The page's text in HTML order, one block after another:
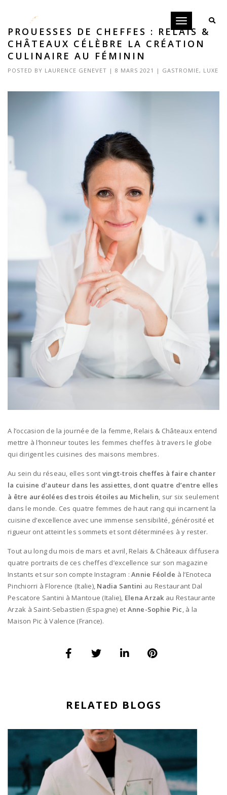
Toggle
navigation
PROUESSES DE CHEFFES : RELAIS &
CHÂTEAUX CÉLÈBRE LA CRÉATION
CULINAIRE AU FÉMININ
POSTED BY LAURENCE GENEVET | 8 MARS 2021 | GASTROMIE, LUXE
A l’occasion de la journée de la femme, Relais & Châteaux entend
mettre à l’honneur toutes les femmes cheffes à travers le globe
qui dirigent les cuisines des maisons membres.
Au sein du réseau, elles sont vingt-trois cheffes à faire chanter
la cuisine d’auteur dans les assiettes, dont quatre d’entre elles
à être auréolées des trois étoiles au Michelin, sur six seulement
dans le monde. Ces quatre femmes de haut rang qui incarnent la
cuisine d’excellence avec une immense sensibilité, générosité et
rigueur ont atteint les sommets et sont déterminées à y rester.
Tout au long du mois de mars et avril, Relais & Châteaux diffusera
quatre portraits de ces cheffes d’excellence sur son magazine
Instants et sur son compte Instagram :Annie Féolde à l’Enoteca
Pinchiorri à Florence (Italie), Nadia Santini au Restaurant Dal
Pescatore Santini à Mantoue (Italie), Elena Arzak au Restaurante
Arzak à Saint-Sebastien (Espagne) et Anne-Sophie Pic, à la
Maison Pic à Valence (France).
RELATED BLOGS